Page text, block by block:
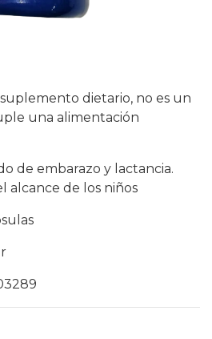
dietario, no es un
una alimentación
de embarazo y lactancia.
alcance de los niños